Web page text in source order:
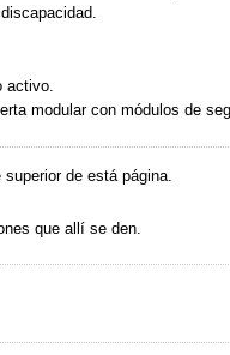
activo.
modular con módulos de
de está página.
que allí se den.